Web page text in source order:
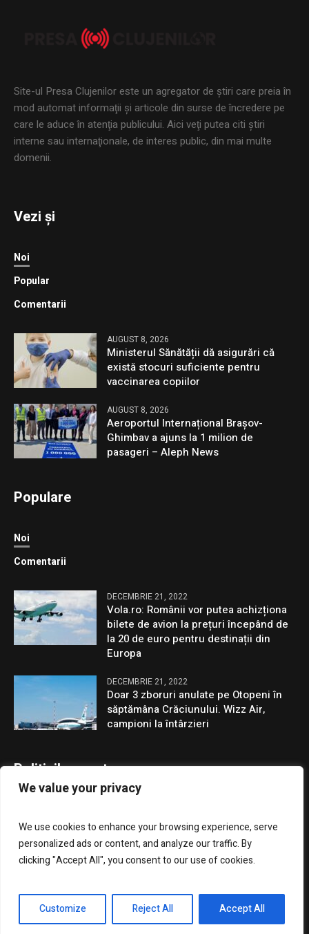
We value your privacy
We use cookies to enhance your browsing experience, serve
personalized ads or content, and analyze our traffic. By
clicking "Accept All", you consent to our use of cookies.
Customize Reject All Accept All
Site-ul Presa Clujenilor este un agregator de ştiri care preia în
mod automat informaţii şi articole din surse de încredere pe
care le aduce în atenţia publicului. Aici veţi putea citi ştiri
interne sau internaţionale, de interes public, din mai multe
domenii.
Vezi și
Noi
Popular
Comentarii
AUGUST 8, 2026
Ministerul Sănătății dă asigurări că
există stocuri suficiente pentru
vaccinarea copiilor
AUGUST 8, 2026
Aeroportul Internațional Brașov-
Ghimbav a ajuns la 1 milion de
pasageri – Aleph News
Populare
Noi
Comentarii
DECEMBRIE 21, 2022
Vola.ro: Românii vor putea achizționa
bilete de avion la prețuri începând de
la 20 de euro pentru destinații din
Europa
DECEMBRIE 21, 2022
Doar 3 zboruri anulate pe Otopeni în
săptămâna Crăciunului. Wizz Air,
campioni la întârzieri
Politicile noastre
GDPR
Presa Clujenilor © 2023 / Toate drepturile rezervate